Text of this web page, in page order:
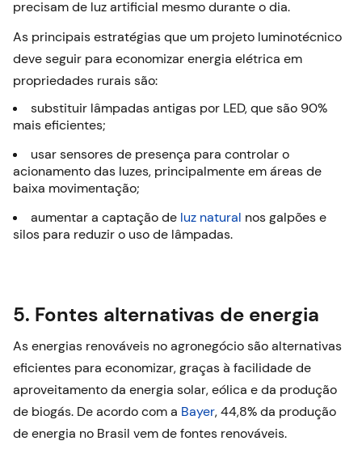
precisam de luz artificial mesmo durante o dia.
As principais estratégias que um projeto luminotécnico
deve seguir para economizar energia elétrica em
propriedades rurais são:
substituir lâmpadas antigas por LED, que são 90%
mais eficientes;
usar sensores de presença para controlar o
acionamento das luzes, principalmente em áreas de
baixa movimentação;
aumentar a captação de luz natural nos galpões e
silos para reduzir o uso de lâmpadas.
5. Fontes alternativas de energia
As energias renováveis no agronegócio são alternativas
eficientes para economizar, graças à facilidade de
aproveitamento da energia solar, eólica e da produção
de biogás. De acordo com a Bayer, 44,8% da produção
de energia no Brasil vem de fontes renováveis.